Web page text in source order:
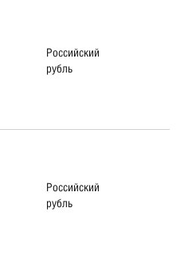
Российский
рубль
Российский
рубль